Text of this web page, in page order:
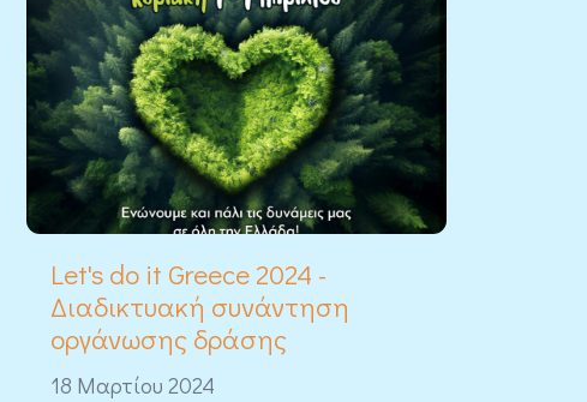
Let's do it Greece 2024 -
Διαδικτυακή συνάντηση
οργάνωσης δράσης
18 Μαρτίου 2024